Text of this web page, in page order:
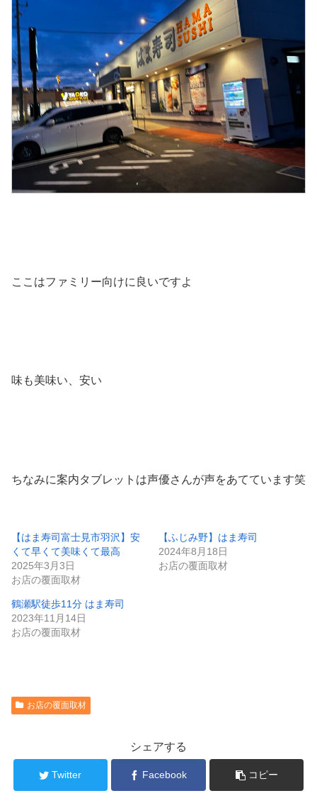
ここはファミリー向けに良いですよ
味も美味い、安い
ちなみに案内タブレットは声優さんが声をあてています笑
【はま寿司富士見市羽沢】安
くて早くて美味くて最高
2025年3月3日
お店の覆面取材
【ふじみ野】はま寿司
2024年8月18日
お店の覆面取材
鶴瀬駅徒歩11分 はま寿司
2023年11月14日
お店の覆面取材
お店の覆面取材
シェアする
Twitter Facebook コピー